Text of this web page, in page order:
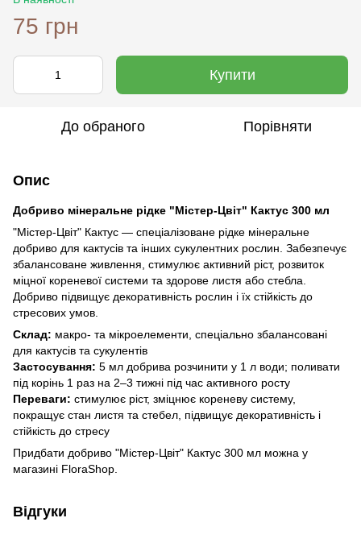
75 грн
Купити
До обраного Порівняти
Опис
Добриво мінеральне рідке "Містер-Цвіт" Кактус 300 мл
"Містер-Цвіт" Кактус — спеціалізоване рідке мінеральне
добриво для кактусів та інших сукулентних рослин. Забезпечує
збалансоване живлення, стимулює активний ріст, розвиток
міцної кореневої системи та здорове листя або стебла.
Добриво підвищує декоративність рослин і їх стійкість до
стресових умов.
Склад: макро- та мікроелементи, спеціально збалансовані
для кактусів та сукулентів
Застосування: 5 мл добрива розчинити у 1 л води; поливати
під корінь 1 раз на 2–3 тижні під час активного росту
Переваги: стимулює ріст, зміцнює кореневу систему,
покращує стан листя та стебел, підвищує декоративність і
стійкість до стресу
Придбати добриво "Містер-Цвіт" Кактус 300 мл можна у
магазині FloraShop.
Відгуки